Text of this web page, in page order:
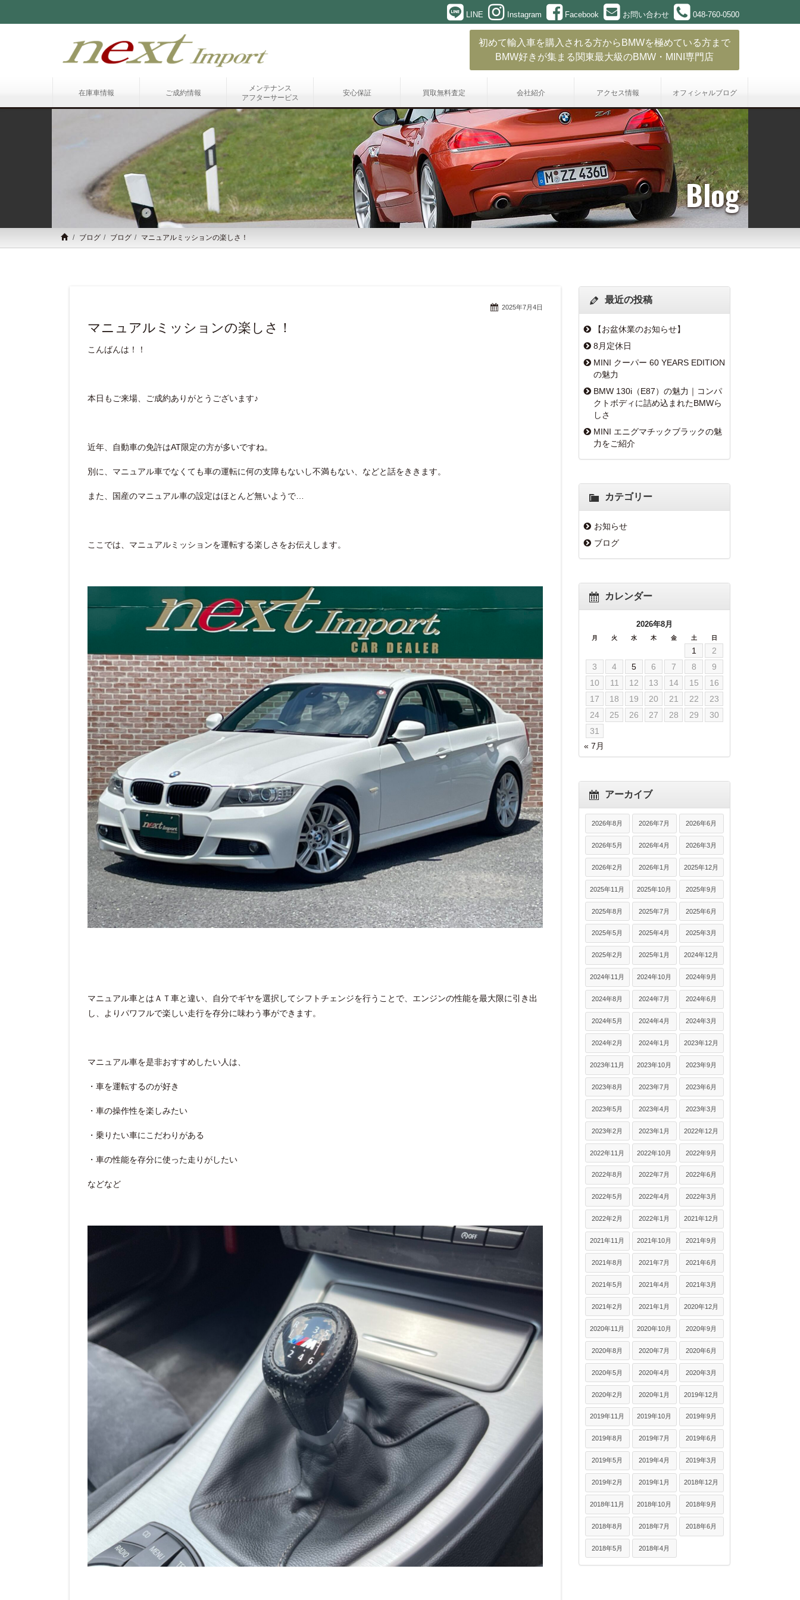
LINE Instagram Facebook お問い合わせ 048-760-0500
初めて輸入車を購入される方からBMWを極めている方まで
BMW好きが集まる関東最大級のBMW・MINI専門店
在庫車情報 ご成約情報
メンテナンス
アフターサービス
安心保証 買取無料査定 会社紹介 アクセス情報 オフィシャルブログ
Blog
ブログ ブログ マニュアルミッションの楽しさ！
2025年7月4日
マニュアルミッションの楽しさ！
こんばんは！！
本日もご来場、ご成約ありがとうございます♪
近年、自動車の免許はAT限定の方が多いですね。
別に、マニュアル車でなくても車の運転に何の支障もないし不満もない、などと話をききます。
また、国産のマニュアル車の設定はほとんど無いようで…
ここでは、マニュアルミッションを運転する楽しさをお伝えします。
マニュアル車とはＡＴ車と違い、自分でギヤを選択してシフトチェンジを行うことで、エンジンの性能を最大限に引き出
し、よりパワフルで楽しい走行を存分に味わう事ができます。
マニュアル車を是非おすすめしたい人は、
・車を運転するのが好き
・車の操作性を楽しみたい
・乗りたい車にこだわりがある
・車の性能を存分に使った走りがしたい
などなど
最近の投稿
【お盆休業のお知らせ】
8月定休日
MINI クーパー 60 YEARS EDITION
の魅力
BMW 130i（E87）の魅力｜コンパ
クトボディに詰め込まれたBMWら
しさ
MINI エニグマチックブラックの魅
力をご紹介
カテゴリー
お知らせ
ブログ
カレンダー
2026年8月
月 火 水 木 金 土 日
1
2
3
4 5 6 7 8
9
10
11 12 13 14 15
16
17
18 19 20 21 22
23
24
25 26 27 28 29
30
31
« 7月
アーカイブ
2026年8月 2026年7月 2026年6月
2026年5月 2026年4月 2026年3月
2026年2月 2026年1月 2025年12月
2025年11月 2025年10月 2025年9月
2025年8月 2025年7月 2025年6月
2025年5月 2025年4月 2025年3月
2025年2月 2025年1月 2024年12月
2024年11月 2024年10月 2024年9月
2024年8月 2024年7月 2024年6月
2024年5月 2024年4月 2024年3月
2024年2月 2024年1月 2023年12月
2023年11月 2023年10月 2023年9月
2023年8月 2023年7月 2023年6月
2023年5月 2023年4月 2023年3月
2023年2月 2023年1月 2022年12月
2022年11月 2022年10月 2022年9月
2022年8月 2022年7月 2022年6月
2022年5月 2022年4月 2022年3月
2022年2月 2022年1月 2021年12月
2021年11月 2021年10月 2021年9月
2021年8月 2021年7月 2021年6月
2021年5月 2021年4月 2021年3月
2021年2月 2021年1月 2020年12月
2020年11月 2020年10月 2020年9月
2020年8月 2020年7月 2020年6月
2020年5月 2020年4月 2020年3月
2020年2月 2020年1月 2019年12月
2019年11月 2019年10月 2019年9月
2019年8月 2019年7月 2019年6月
2019年5月 2019年4月 2019年3月
2019年2月 2019年1月 2018年12月
2018年11月 2018年10月 2018年9月
2018年8月 2018年7月 2018年6月
2018年5月 2018年4月